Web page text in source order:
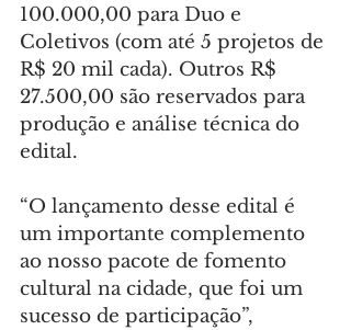
100.000,00 para Duo e
Coletivos (com até 5 projetos de
R$ 20 mil cada). Outros R$
27.500,00 são reservados para
produção e análise técnica do
edital.
“O lançamento desse edital é
um importante complemento
ao nosso pacote de fomento
cultural na cidade, que foi um
sucesso de participação”,